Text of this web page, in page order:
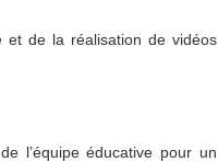
et de la réalisation de vidéos
l’équipe éducative pour un